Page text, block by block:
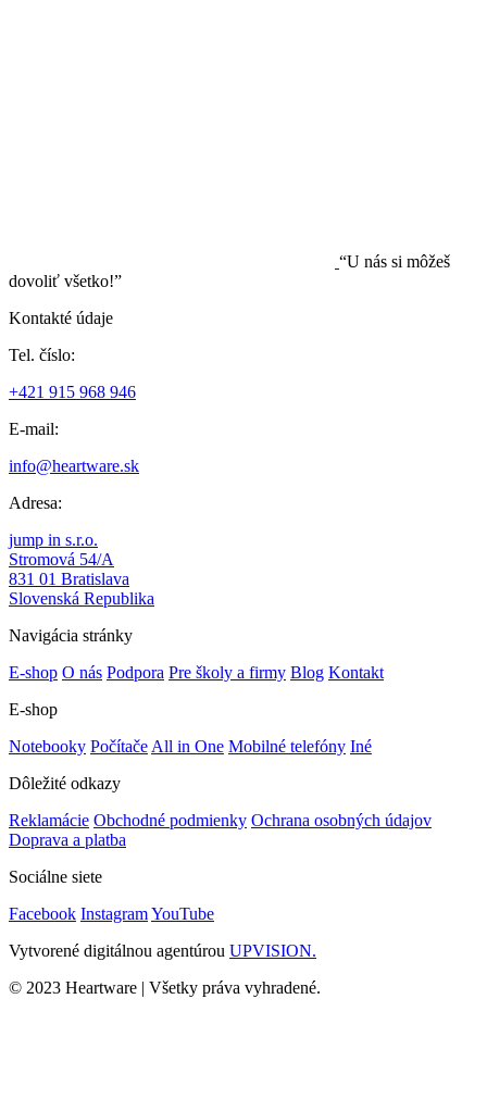
“U nás si môžeš
dovoliť všetko!”
Kontakté údaje
Tel. číslo:
+421 915 968 946
E-mail:
info@heartware.sk
Adresa:
jump in s.r.o.
Stromová 54/A
831 01 Bratislava
Slovenská Republika
Navigácia stránky
E-shop O nás Podpora Pre školy a firmy Blog Kontakt
E-shop
Notebooky Počítače All in One Mobilné telefóny Iné
Dôležité odkazy
Reklamácie Obchodné podmienky Ochrana osobných údajov
Doprava a platba
Sociálne siete
Facebook InstagramYouTube
Vytvorené digitálnou agentúrou UPVISION.
© 2023 Heartware | Všetky práva vyhradené.